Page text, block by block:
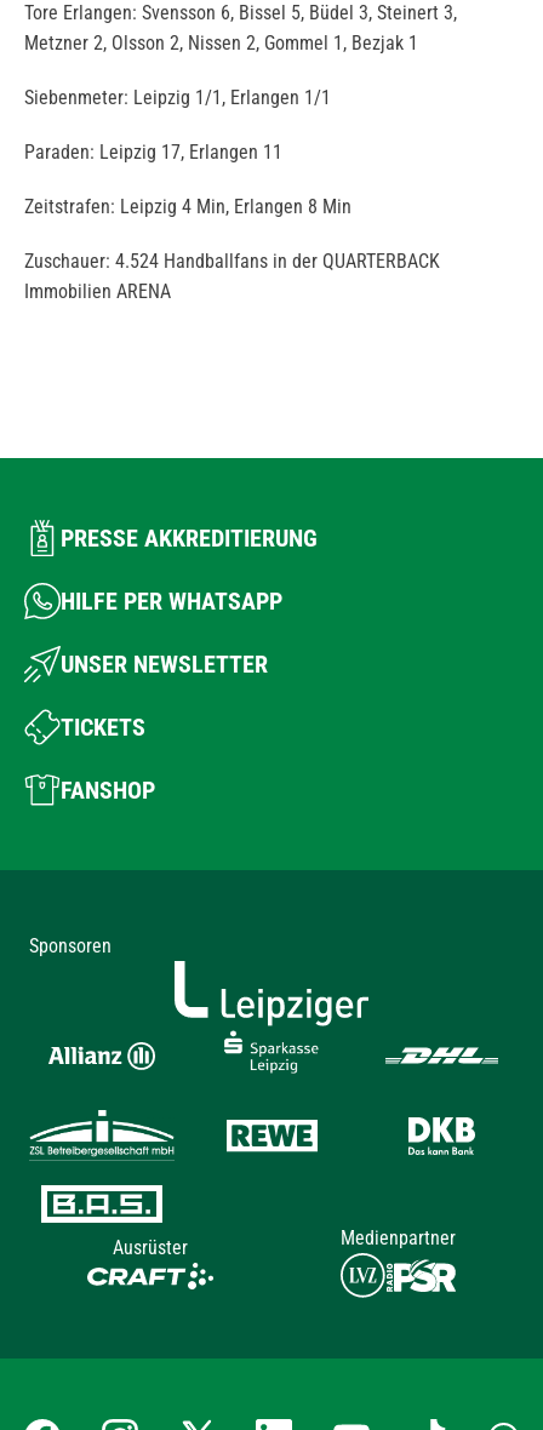
Tore Erlangen: Svensson 6, Bissel 5, Büdel 3, Steinert 3,
Metzner 2, Olsson 2, Nissen 2, Gommel 1, Bezjak 1
Siebenmeter: Leipzig 1/1, Erlangen 1/1
Paraden: Leipzig 17, Erlangen 11
Zeitstrafen: Leipzig 4 Min, Erlangen 8 Min
Zuschauer: 4.524 Handballfans in der QUARTERBACK
Immobilien ARENA
PRESSE AKKREDITIERUNG
HILFE PER WHATSAPP
UNSER NEWSLETTER
TICKETS
FANSHOP
Sponsoren
Ausrüster Medienpartner